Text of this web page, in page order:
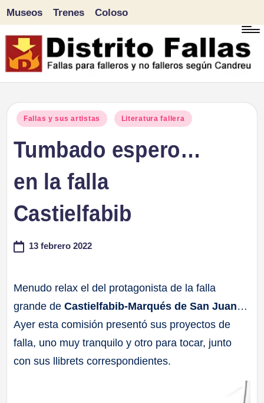
Saltar
al
Museos Trenes Coloso
Publicado
Fallas y sus artistas Literatura fallera
Tumbado espero…
en la falla
Castielfabib
13 febrero 2022
Menudo relax el del protagonista de la falla
grande deCastielfabib-Marqués de San Juan…
Ayer esta comisión presentó sus proyectos de
falla, uno muy tranquilo y otro para tocar, junto
con sus llibrets correspondientes.